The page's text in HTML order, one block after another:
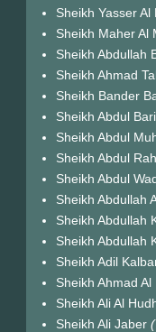
Sheikh Yasser Al
Sheikh Maher Al
Sheikh Abdullah
Sheikh Ahmad
Sheikh Bander
Sheikh Abdul
Sheikh Abdul
Sheikh Abdul
Sheikh Abdul
Sheikh Abdullah
Sheikh Abdullah
Sheikh Abdullah
Sheikh Adil
Sheikh Ahmad
Sheikh Ali Al
Sheikh Ali Jaber